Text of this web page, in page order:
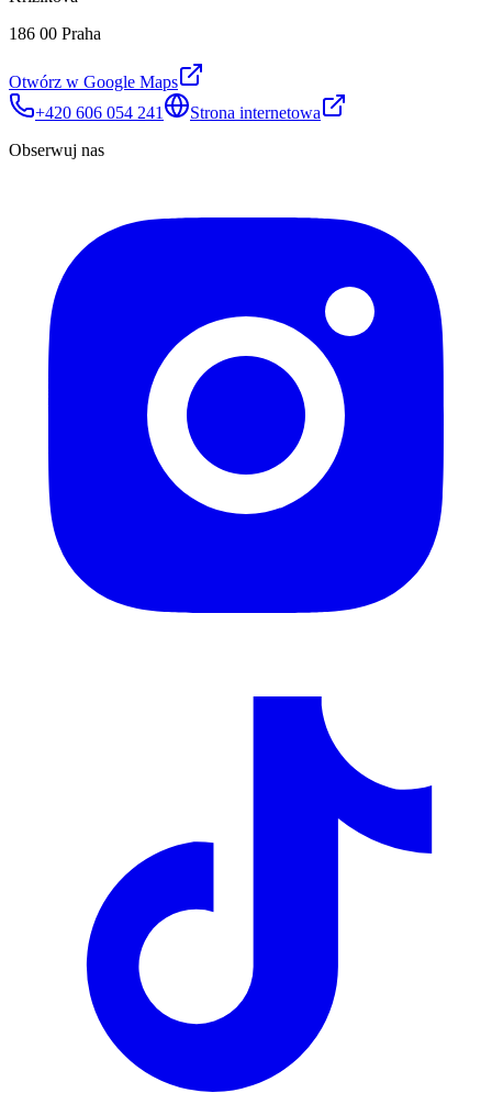
186 00 Praha
Otwórz w Google Maps
+420 606 054 241
Strona internetowa
Obserwuj nas